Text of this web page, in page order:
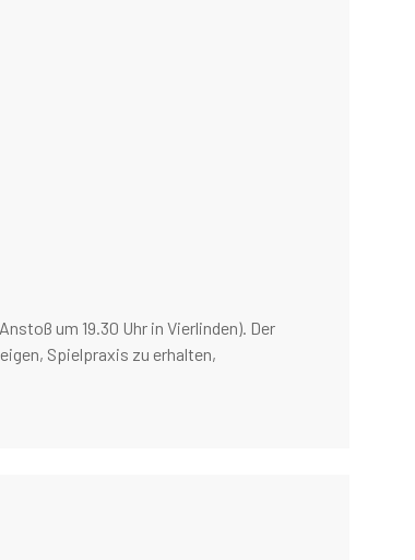
um 19.30 Uhr in Vierlinden). Der
Spielpraxis zu erhalten,